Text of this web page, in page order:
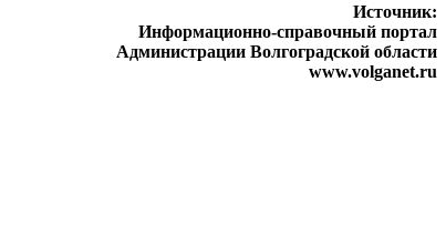
Источник:
Информационно-справочный портал
Администрации Волгоградской области
www.volganet.ru